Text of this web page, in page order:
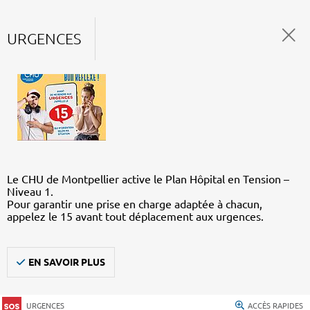
URGENCES
Le CHU de Montpellier active le Plan Hôpital en Tension –
Niveau 1.
Pour garantir une prise en charge adaptée à chacun,
appelez le 15 avant tout déplacement aux urgences.
EN SAVOIR PLUS
URGENCES ACCÈS RAPIDES